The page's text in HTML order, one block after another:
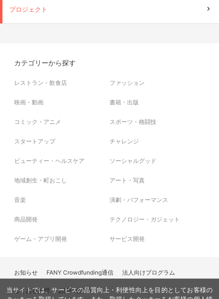
プロジェクト
カテゴリーから探す
レストラン・飲食店 ファッション
映画・動画 書籍・出版
コミック・アニメ スポーツ・格闘技
スタートアップ チャレンジ
ビューティー・ヘルスケア ソーシャルグッド
地域創生・町おこし アート・写真
音楽 演劇・パフォーマンス
商品開発 テクノロジー・ガジェット
ゲーム・アプリ開発 サービス開発
お知らせ FANY Crowdfunding通信 法人向けプログラム
よくある質問 お問い合わせ
当サイトでは、サービスの品質向上・利便性向上を目的としてお客様の